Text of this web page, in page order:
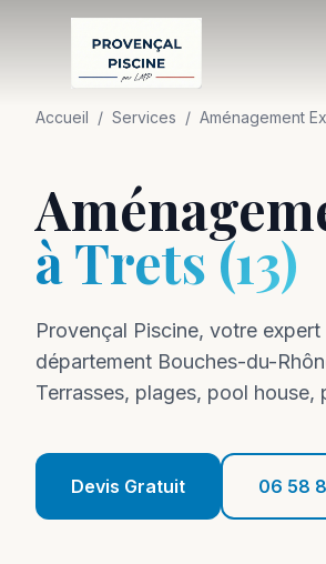
Accueil / Services / Aménagement
àTrets(13)
Provençal Piscine, votre expert
département Bouches-du-
Terrasses, plages, pool house,
Devis Gratuit 06 58